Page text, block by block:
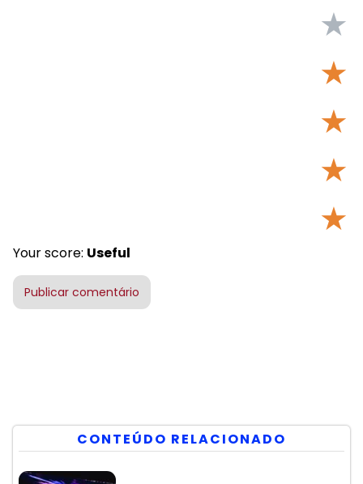
★
★
★
★
★
Your score: Useful
CONTEÚDO RELACIONADO